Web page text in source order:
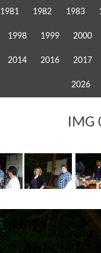
1981 1982 1983
1998 1999 2000
2014 2016 2017
2026
IMG